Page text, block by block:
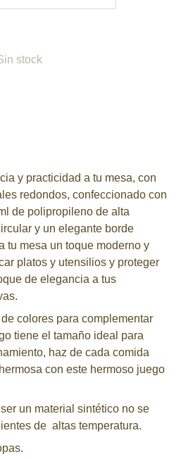
stock
y practicidad a tu mesa, con
redondos, confeccionado con
de polipropileno de alta
y un elegante borde
tu mesa un toque moderno y
platos y utensilios y proteger
de elegancia a tus
colores para complementar
tiene el tamaño ideal para
haz de cada comida
con este hermoso juego
un material sintético no se
de altas temperatura.